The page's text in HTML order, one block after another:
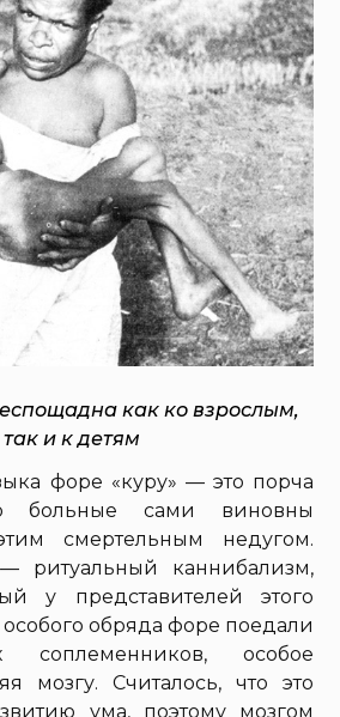
как ко взрослым,
так и к детям
форе «куру» — это порча
больные сами виновны
смертельным недугом.
ритуальный каннибализм,
у представителей этого
обряда форе поедали
соплеменников, особое
мозгу. Считалось, что это
ума, поэтому мозгом